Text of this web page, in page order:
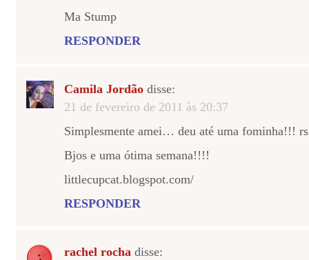
Ma Stump
RESPONDER
Camila Jordão disse:
21 de fevereiro de 2011 às 20:37
Simplesmente amei… deu até uma fominha!!!
Bjos e uma ótima semana!!!!
littlecupcat.blogspot.com/
RESPONDER
rachel rocha disse: